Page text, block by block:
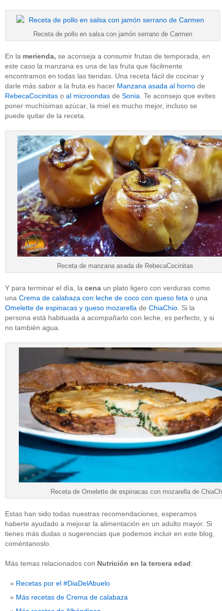
Receta de pollo en salsa con jamón serrano de Carmen
En la merienda, se aconseja a consumir frutas de temporada, en
este caso la manzana es una de las fruta que fácilmente
encontramos en todas las tiendas. Una receta fácil de cocinar y
darle más sabor a la fruta es hacer Manzana asada al horno de
RebecaCocinitas o al microondas de Sonia . Te aconsejo que evites
poner muchísimas azúcar, la miel es mucho mejor, incluso se
puede quitar de la receta.
Receta de manzana asada de RebecaCocinitas
Y para terminar el día, la cena un plato ligero con verduras como
una Crema de calabaza con leche de coco con queso feta o una
Omelette de espinacas y queso mozarella de ChiaChio . Si la
persona está habituada a acompañarlo con leche, es perfecto, y si
no también agua.
Receta de Omelette de espinacas con mozarella de
Estas han sido todas nuestras recomendaciones, esperamos
haberte ayudado a mejorar la alimentación en un adulto mayor. Si
tienes más dudas o sugerencias que podemos incluir en este blog,
coméntanoslo.
Más temas relacionados con Nutrición en la tercera edad:
Recetas por el #DiaDelAbuelo
Más recetas de Crema de calabaza